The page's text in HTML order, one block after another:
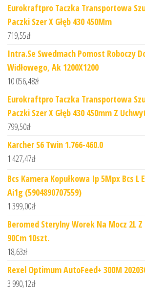
Eurokraftpro Taczka Transportowa
Paczki Szer X Głęb 430 450Mm
719,55zł
Intra.Se Swedmach Pomost Roboczy
Widłowego, Ak 1200X1200
10 056,48zł
Eurokraftpro Taczka Transportowa
Paczki Szer X Głęb 430 450mm Z
799,50zł
Karcher S6 Twin 1.766-460.0
1 427,47zł
Bcs Kamera Kopułkowa Ip 5Mpx Bcs L
Ai1g (5904890707559)
1 399,00zł
Beromed Sterylny Worek Na Mocz 2L
90Cm 10szt.
18,63zł
Rexel Optimum AutoFeed+ 300M
3 990,12zł